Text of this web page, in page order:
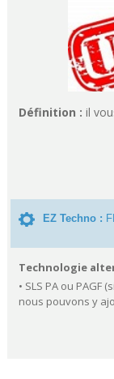
Définition : il
EZ Techno :
Technologie
• SLS PA ou
nous pouvons y